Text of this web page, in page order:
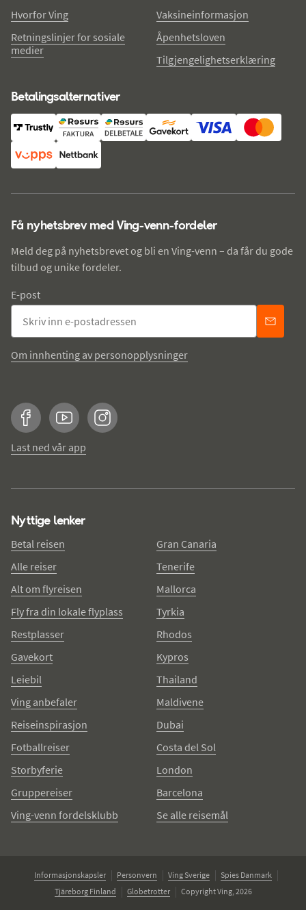
Hvorfor Ving
Retningslinjer for sosiale
medier
Vaksineinformasjon
Åpenhetsloven
Tilgjengelighetserklæring
Betalingsalternativer
Få nyhetsbrev med Ving-venn-fordeler
Meld deg på nyhetsbrevet og bli en Ving-venn – da får du gode
tilbud og unike fordeler.
E-post
Om innhenting av personopplysninger
FacebookYouTubeInstagram
Last ned vår app
Nyttige lenker
Betal reisen
Alle reiser
Alt om flyreisen
Fly fra din lokale flyplass
Restplasser
Gavekort
Leiebil
Ving anbefaler
Reiseinspirasjon
Fotballreiser
Storbyferie
Gruppereiser
Ving-venn fordelsklubb
Gran Canaria
Tenerife
Mallorca
Tyrkia
Rhodos
Kypros
Thailand
Maldivene
Dubai
Costa del Sol
London
Barcelona
Se alle reisemål
Informasjonskapsler Personvern Ving Sverige
Spies Danmark
Tjäreborg Finland
Globetrotter Copyright Ving, 2026